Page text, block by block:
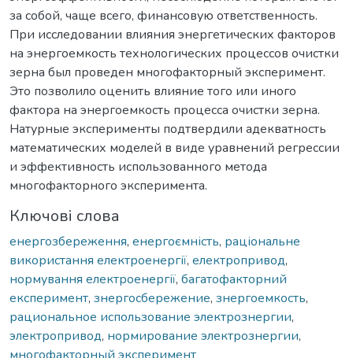
за собой, чаще всего, финансовую ответственность.
При исследовании влияния энергетических факторов
на энергоемкость технологических процессов очистки
зерна был проведен многофакторный эксперимент.
Это позволило оценить влияние того или иного
фактора на энергоемкость процесса очистки зерна.
Натурные эксперименты подтвердили адекватность
математических моделей в виде уравнений регрессии
и эффективность использованного метода
многофакторного эксперимента.
Ключові слова
енергозбереження, енергоємність, раціональне
використання електроенергії, електропривод,
нормування електроенергії, багатофакторний
експеримент, знергосбережение, знергоемкость,
рациональное использование электрознергии,
электропривод, нормирование электрознергии,